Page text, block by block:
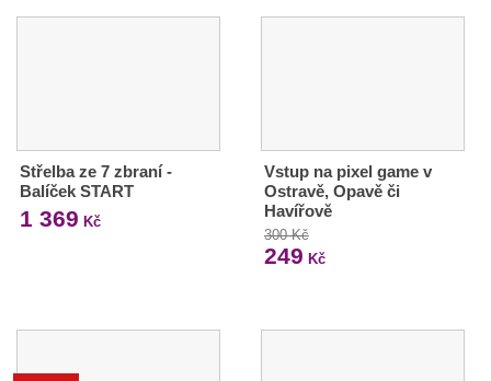
Střelba ze 7 zbraní -
Balíček START
1 369 Kč
Vstup na pixel game v
Ostravě, Opavě či
Havířově
300 Kč
249 Kč